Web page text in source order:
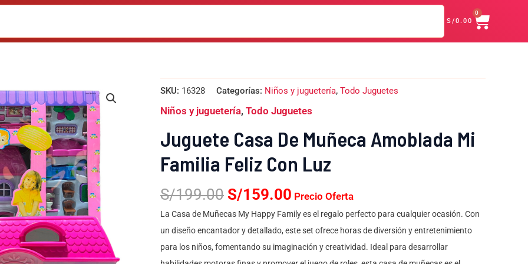
S/0.00
0
CART
SKU: 16328 Categorías: Niños y juguetería, Todo Juguetes
Niños y juguetería, Todo Juguetes
Juguete Casa De Muñeca Amoblada Mi
Familia Feliz Con Luz
S/199.00
El
precio
original
era:
S/199.00.
S/159.00
El
actual
es:
S/159.00.
Precio Oferta
La Casa de Muñecas My Happy Family es el regalo perfecto para cualquier ocasión. Con
un diseño encantador y detallado, este set ofrece horas de diversión y entretenimiento
para los niños, fomentando su imaginación y creatividad. Ideal para desarrollar
Casa
de
Mi
Familia
Feliz
Luz
cantidad